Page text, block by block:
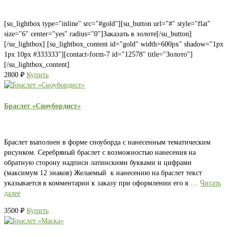
[su_lightbox type="inline" src="#gold"][su_button url="#" style="flat"
size="6" center="yes" radius="0"]Заказать в золоте[/su_button]
[/su_lightbox] [su_lightbox_content id="gold" width=600px" shadow="1px
1px 10px #333333"][contact-form-7 id="12578" title="Золото"]
[/su_lightbox_content]
2800 ₽ Купить
Браслет «Сноубордист»
Браслет выполнен в форме сноуборда с нанесенным тематическим
рисунком. Серебряный браслет с возможностью нанесения на
обратную сторону надписи латинскими буквами и цифрами
(максимум 12 знаков) Желаемый к нанесению на браслет текст
указывается в комментарии к заказу при оформлении его в … Читать
далее
3500 ₽ Купить